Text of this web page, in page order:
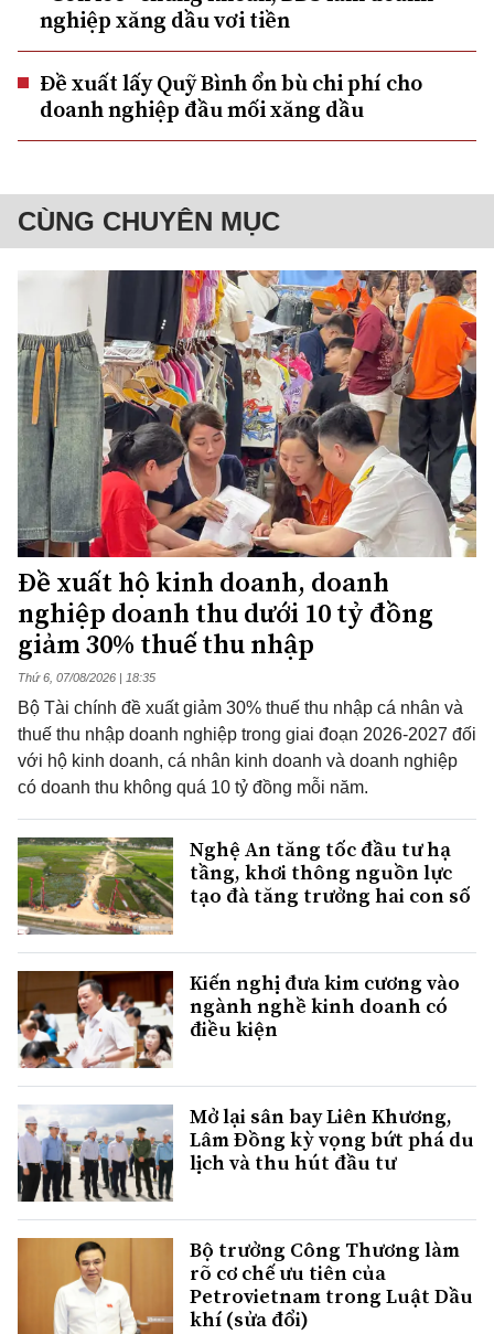
nghiệp xăng dầu vơi tiền
Đề xuất lấy Quỹ Bình ổn bù chi phí cho
doanh nghiệp đầu mối xăng dầu
CÙNG CHUYÊN MỤC
Đề xuất hộ kinh doanh, doanh
nghiệp doanh thu dưới 10 tỷ đồng
giảm 30% thuế thu nhập
Thứ 6, 07/08/2026 | 18:35
Bộ Tài chính đề xuất giảm 30% thuế thu nhập cá nhân và
thuế thu nhập doanh nghiệp trong giai đoạn 2026-2027 đối
với hộ kinh doanh, cá nhân kinh doanh và doanh nghiệp
có doanh thu không quá 10 tỷ đồng mỗi năm.
Nghệ An tăng tốc đầu tư hạ
tầng, khơi thông nguồn lực
tạo đà tăng trưởng hai con số
Kiến nghị đưa kim cương vào
ngành nghề kinh doanh có
điều kiện
Mở lại sân bay Liên Khương,
Lâm Đồng kỳ vọng bứt phá du
lịch và thu hút đầu tư
Bộ trưởng Công Thương làm
rõ cơ chế ưu tiên của
Petrovietnam trong Luật Dầu
khí (sửa đổi)